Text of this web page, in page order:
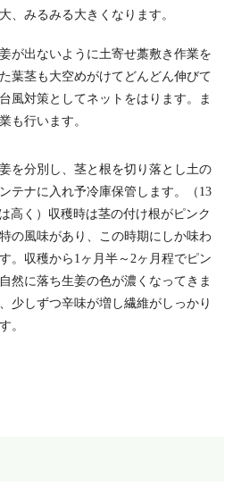
、みるみる大きくなります。
が出ないように土寄せ藁敷き作業を
葉茎も大空めがけてどんどん伸びて
風対策としてネットをはります。ま
も行います。
を分別し、茎と根を切り落とし土の
テナに入れ予冷庫保管します。（13
高く）収穫時は茎の付け根がピンク
の風味があり、この時期にしか味わ
。収穫から1ヶ月半～2ヶ月程でピン
然に落ち生姜の色が濃くなってきま
少しずつ辛味が増し繊維がしっかり
。